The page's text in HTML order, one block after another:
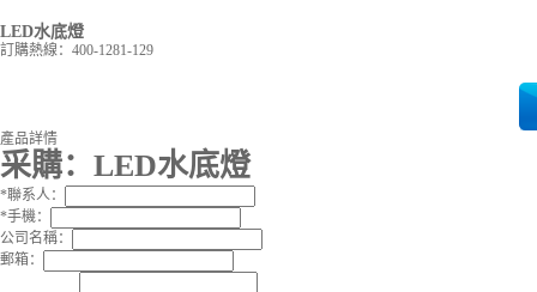
LED水底燈
訂購熱線： 400-1281-129
產品詳情
采購： LED水底燈
*聯系人：
*手機：
公司名稱：
郵箱：